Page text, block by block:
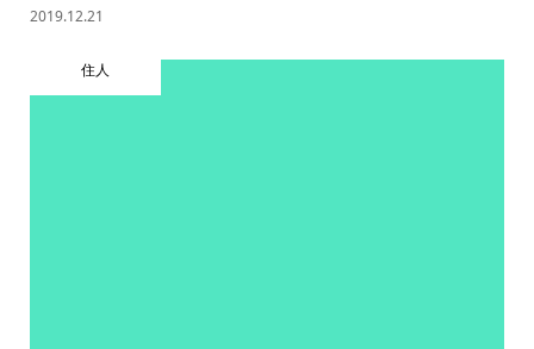
2019.12.21
住人